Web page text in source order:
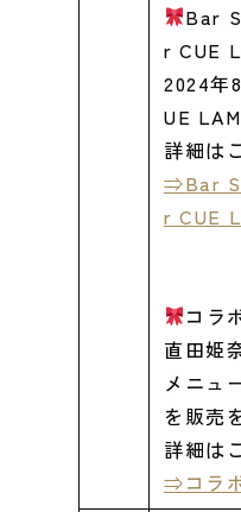
Bar
r CUE
2024年
UE
詳細は
⇒Bar
r CUE
コラ
直田姫
メニュ
を販売
詳細は
⇒コラ